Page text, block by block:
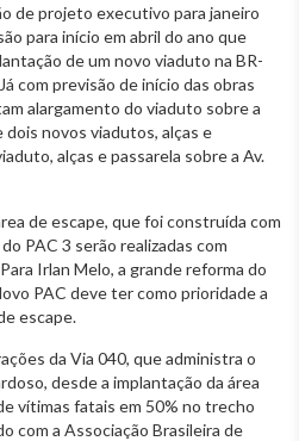
de projeto executivo para janeiro
para início em abril do ano que
de um novo viaduto na BR-
com previsão de início das obras
alargamento do viaduto sobre a
dois novos viadutos, alças e
alças e passarela sobre a Av.
de escape, que foi construída com
PAC 3 serão realizadas com
Irlan Melo, a grande reforma do
PAC deve ter como prioridade a
escape.
da Via 040, que administra o
desde a implantação da área
vítimas fatais em 50% no trecho
com a Associação Brasileira de